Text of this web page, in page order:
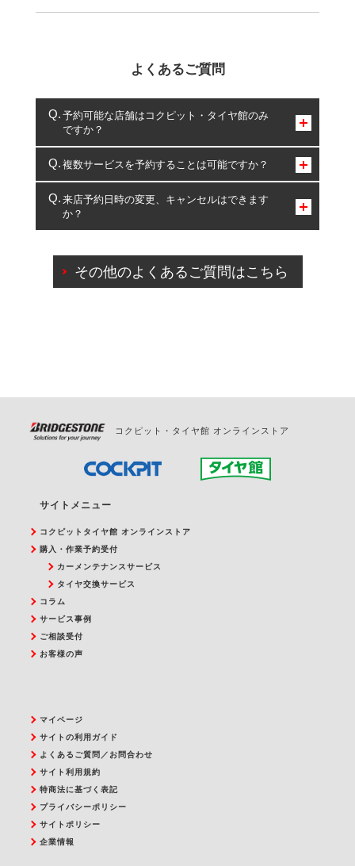
よくあるご質問
予約可能な店舗はコクピット・タイヤ館のみ
ですか？
コクピット・タイヤ館のみとなります。
複数サービスを予約することは可能ですか？
複数サービスのご予約は可能です。
一部の商品・サービスの組み合わせに限り、同時にご予約が
出来ないものもございます。
来店予約日時の変更、キャンセルはできます
か？
ご来店予約日の3営業日前を過ぎている場合のご予約
の日時変更につきましては、直接ご予約の店舗まで
その他のよくあるご質問はこちら
コクピット・タイヤ館 オンラインストア
サイトメニュー
コクピットタイヤ館 オンラインストア
購入・作業予約受付
カーメンテナンスサービス
タイヤ交換サービス
コラム
サービス事例
ご相談受付
お客様の声
マイページ
サイトの利用ガイド
よくあるご質問／お問合わせ
サイト利用規約
特商法に基づく表記
プライバシーポリシー
サイトポリシー
企業情報